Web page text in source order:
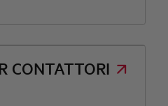
CONTATTORI